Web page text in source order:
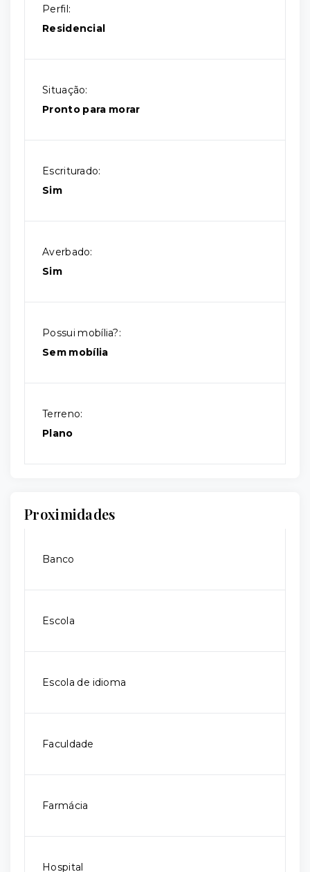
Perfil:
Residencial
Situação:
Pronto para morar
Escriturado:
Sim
Averbado:
Sim
Possui mobília?:
Sem mobília
Terreno:
Plano
Proximidades
Banco
Escola
Escola de idioma
Faculdade
Farmácia
Hospital